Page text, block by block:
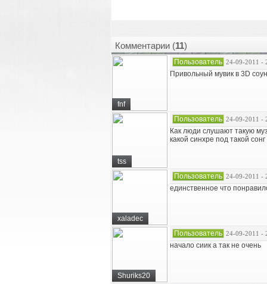
Комментарии (11)
fnf
Пользователь 24-09-2011 -
Привольный мувик в 3D
tss
Пользователь 24-09-2011 -
Как люди слушают такую
какой синхре под такой
xaladec
Пользователь 24-09-2011 -
единственное что
Shuriks20
Пользователь 24-09-2011 -
начало сиик а так не очень